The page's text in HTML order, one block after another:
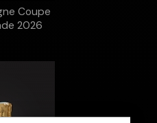
Coupe
2026